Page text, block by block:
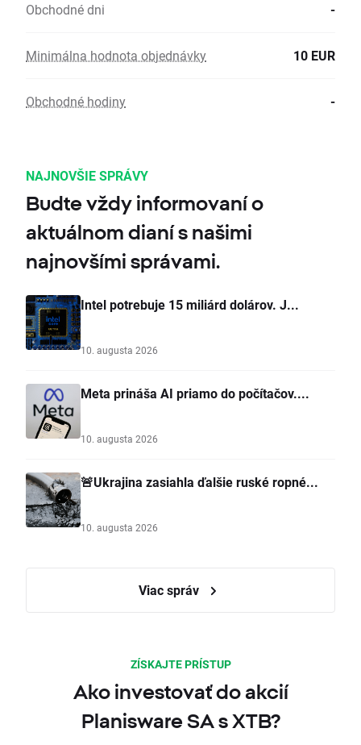
Obchodné dni -
Minimálna hodnota objednávky 10 EUR
Obchodné hodiny -
NAJNOVŠIE SPRÁVY
Budte vždy informovaní o
aktuálnom dianí s našimi
najnovšími správami.
Intel potrebuje 15 miliárd dolárov. J...
10. augusta 2026
Meta prináša AI priamo do počítačov....
10. augusta 2026
🚨Ukrajina zasiahla ďalšie ruské ropné...
10. augusta 2026
Viac správ
ZÍSKAJTE PRÍSTUP
Ako investovať do akcií
Planisware SA s XTB?